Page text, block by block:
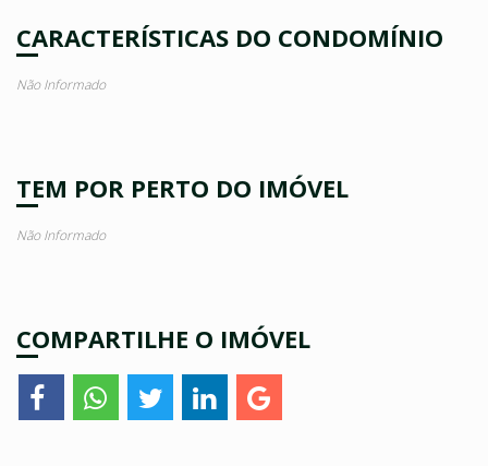
CARACTERÍSTICAS DO CONDOMÍNIO
Não Informado
TEM POR PERTO DO IMÓVEL
Não Informado
COMPARTILHE O IMÓVEL